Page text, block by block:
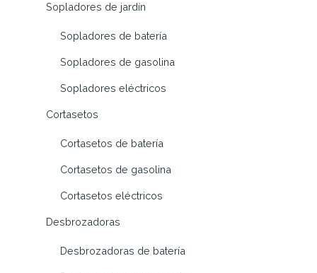
Sopladores de jardín
Sopladores de batería
Sopladores de gasolina
Sopladores eléctricos
Cortasetos
Cortasetos de batería
Cortasetos de gasolina
Cortasetos eléctricos
Desbrozadoras
Desbrozadoras de batería